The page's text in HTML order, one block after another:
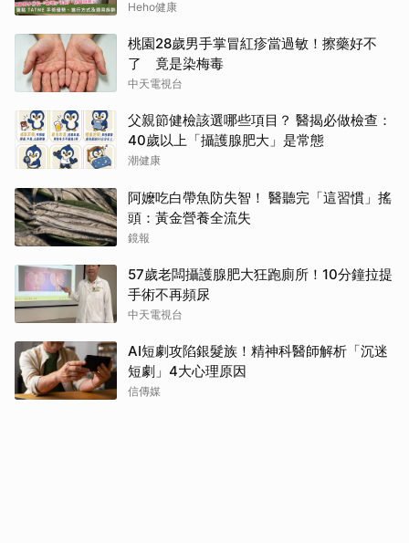
Heho健康
桃園28歲男手掌冒紅疹當過敏！擦藥好不
了 竟是染梅毒
中天電視台
父親節健檢該選哪些項目？ 醫揭必做檢查：
40歲以上「攝護腺肥大」是常態
潮健康
阿嬤吃白帶魚防失智！ 醫聽完「這習慣」搖
頭：黃金營養全流失
鏡報
57歲老闆攝護腺肥大狂跑廁所！10分鐘拉提
手術不再頻尿
中天電視台
AI短劇攻陷銀髮族！精神科醫師解析「沉迷
短劇」4大心理原因
信傳媒